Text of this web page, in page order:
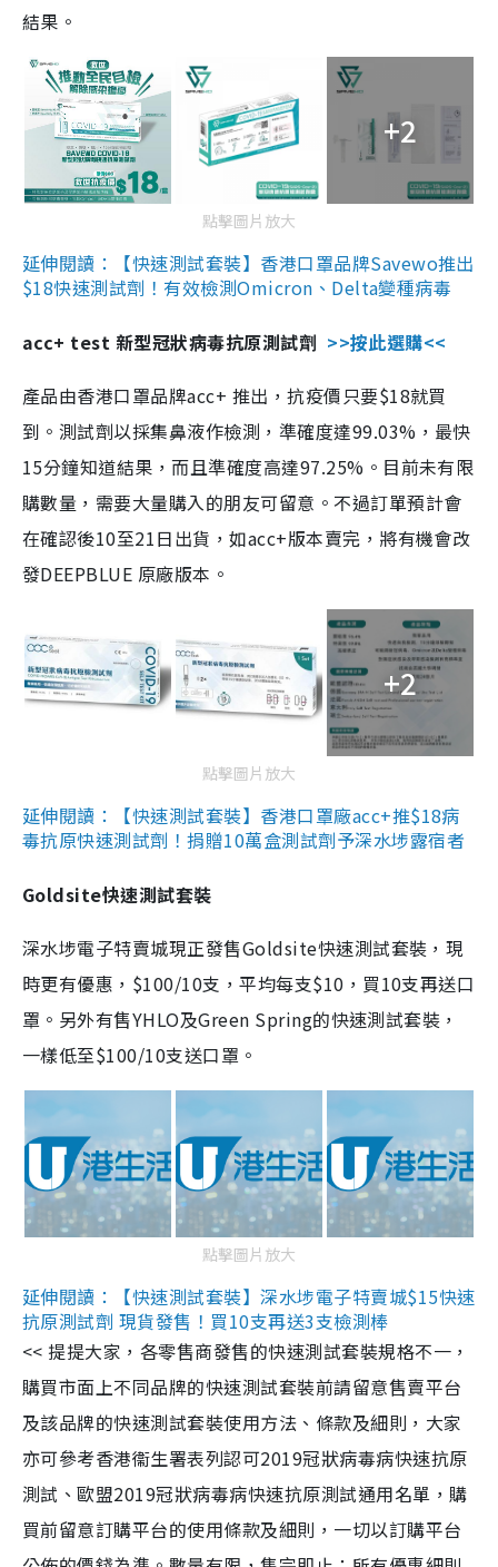
結果。
+2
點擊圖片放大
延伸閱讀：【快速測試套裝】香港口罩品牌Savewo推出
$18快速測試劑！有效檢測Omicron、Delta變種病毒
acc+ test 新型冠狀病毒抗原測試劑 >>按此選購<<
產品由香港口罩品牌acc+ 推出，抗疫價只要$18就買
到。測試劑以採集鼻液作檢測，準確度達99.03%，最快
15分鐘知道結果，而且準確度高達97.25%。目前未有限
購數量，需要大量購入的朋友可留意。不過訂單預計會
在確認後10至21日出貨，如acc+版本賣完，將有機會改
發DEEPBLUE 原廠版本。
+2
點擊圖片放大
延伸閱讀：【快速測試套裝】香港口罩廠acc+推$18病
毒抗原快速測試劑！捐贈10萬盒測試劑予深水埗露宿者
Goldsite快速測試套裝
深水埗電子特賣城現正發售Goldsite快速測試套裝，現
時更有優惠，$100/10支，平均每支$10，買10支再送口
罩。另外有售YHLO及Green Spring的快速測試套裝，
一樣低至$100/10支送口罩。
點擊圖片放大
延伸閱讀：【快速測試套裝】深水埗電子特賣城$15快速
抗原測試劑 現貨發售！買10支再送3支檢測棒
<< 提提大家，各零售商發售的快速測試套裝規格不一，
購買市面上不同品牌的快速測試套裝前請留意售賣平台
及該品牌的快速測試套裝使用方法、條款及細則，大家
亦可參考香港衞生署表列認可2019冠狀病毒病快速抗原
測試、歐盟2019冠狀病毒病快速抗原測試通用名單，購
買前留意訂購平台的使用條款及細則，一切以訂購平台